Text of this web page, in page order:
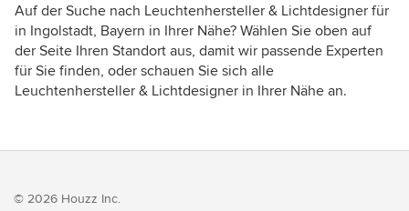
Auf der Suche nach Leuchtenhersteller & Lichtdesigner für
in Ingolstadt, Bayern in Ihrer Nähe? Wählen Sie oben auf
der Seite Ihren Standort aus, damit wir passende Experten
für Sie finden, oder schauen Sie sich alle
Leuchtenhersteller & Lichtdesigner in Ihrer Nähe an.
© 2026 Houzz Inc.